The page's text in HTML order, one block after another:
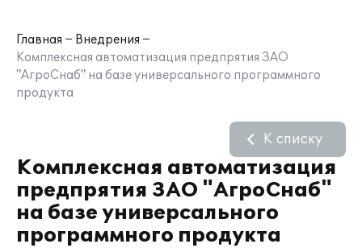
Главная
Внедрения
Комплексная автоматизация предпрятия ЗАО
"АгроСнаб" на базе универсального программного
продукта
Комплексная автоматизация
предпрятия ЗАО "АгроСнаб"
на базе универсального
программного продукта
К списку